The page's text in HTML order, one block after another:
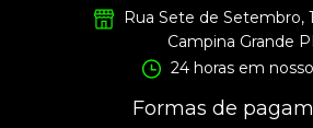
Rua Sete de Setembro,
Campina Grande
24 horas em
Formas de